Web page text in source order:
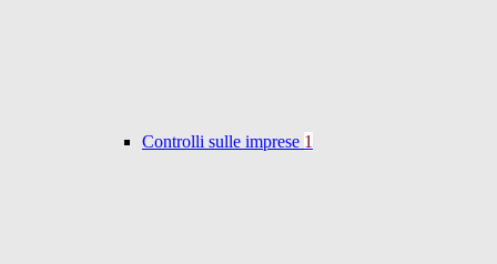
Controlli sulle imprese 1